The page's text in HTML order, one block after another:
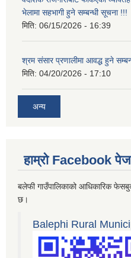
भेलामा सहभागी हुने सम्बन्धी सूचना !!!
मिति: 06/15/2026 - 16:39
श्रम संसार प्रणालीमा आवद्ध हुने
मिति: 04/20/2026 - 17:10
अन्य
हाम्रो Facebook पेज
बलेफी गाउँपालिकाको आधिकारिक
छ।
Balephi Rural